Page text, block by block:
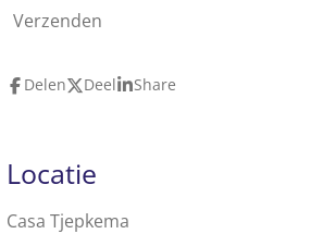
Verzenden
Delen Deel Share
Locatie
Casa Tjepkema